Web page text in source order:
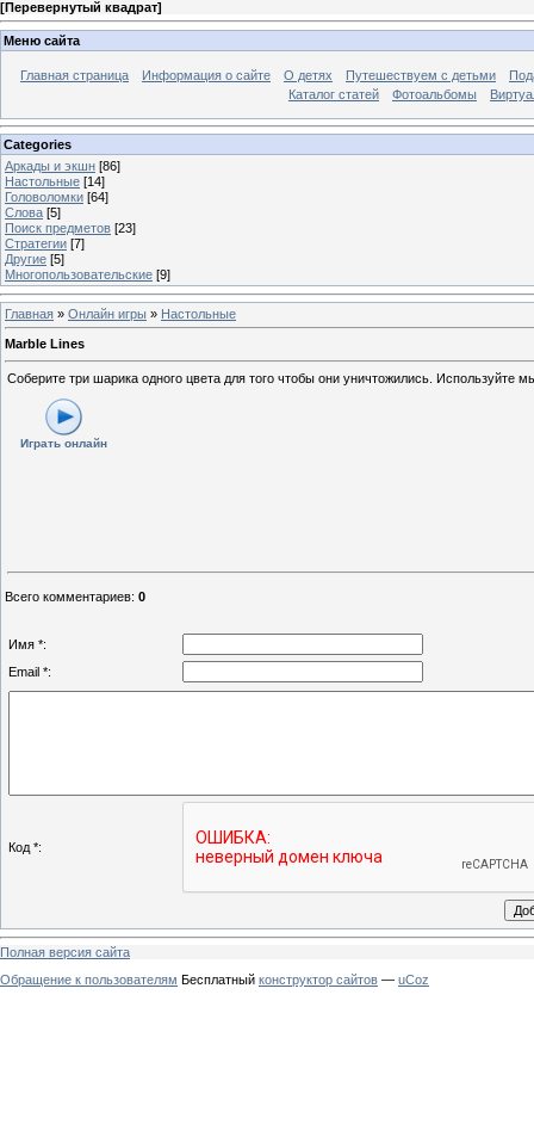
[Перевернутый квадрат]
Меню сайта
Главная страница Информация о сайте О детях Путешествуем с детьми
Каталог статей
Фотоальбомы
Categories
Аркады и экшн [86]
Настольные [14]
Головоломки [64]
Слова [5]
Поиск предметов [23]
Стратегии [7]
Другие [5]
Многопользовательские [9]
Главная » Онлайн игры » Настольные
Marble Lines
Соберите три шарика одного цвета для того чтобы они уничтожились. Используйте
Играть онлайн
Всего комментариев: 0
Имя *:
Email *:
Код *:
Полная версия сайта
Обращение к пользователям Бесплатный конструктор сайтов — uCoz